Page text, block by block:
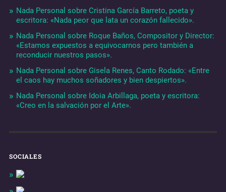
Nada Personal sobre Cristina García Barreto, poeta y
escritora: «Nada peor que lata un corazón fallecido».
Nada Personal sobre Roque Baños, Compositor y Director:
«Estamos expuestos a equivocarnos pero también a
reconducir nuestros pasos».
Nada Personal sobre Gisela Renes, Canto Rodado: «Entre
el caos hay muchos soñadores y bien despiertos».
Nada Personal sobre Idoia Arbillaga, poeta y escritora:
«Creo en la salvación por el Arte».
SOCIALES